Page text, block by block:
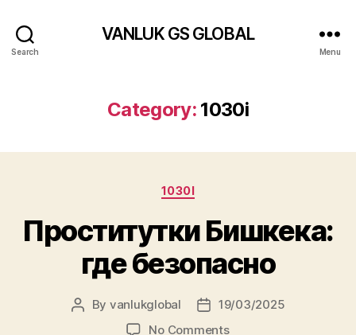
Search
VANLUK GS GLOBAL
Menu
Category: 1030i
Categories
1030I
Проститутки Бишкека:
где безопасно
Post
By vanlukglobal
Post19/03/2025
No Commentson